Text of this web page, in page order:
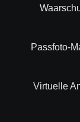
Passfoto-
Virtuelle